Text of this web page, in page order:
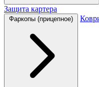
Защита картера
Фаркопы (прицепное)